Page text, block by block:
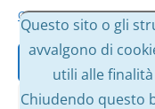
Gestisci servizi
A
h
Questo sito o gli
avvalgono di
utili alle
Chiudendo questo